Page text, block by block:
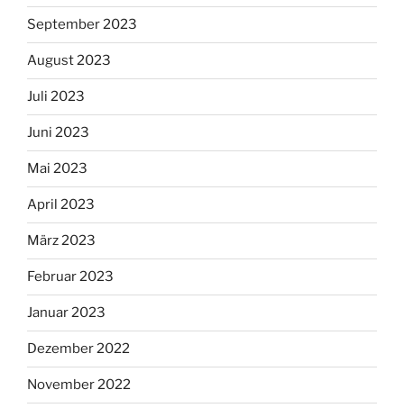
September 2023
August 2023
Juli 2023
Juni 2023
Mai 2023
April 2023
März 2023
Februar 2023
Januar 2023
Dezember 2022
November 2022